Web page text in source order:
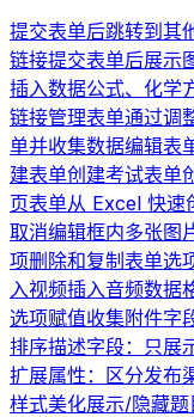
提交表单后跳转到其
链接提交表单后展示
插入数据公式、化学
链接管理表单通过调
单并收集数据编辑表
建表单创建考试表单
页表单从 Excel 快速
取消编辑框内多张图
项删除和复制表单选
入视频插入音频数据
选项赋值收集附件字
排序描述字段：只展
扩展属性：区分发布
样式美化展示/隐藏题